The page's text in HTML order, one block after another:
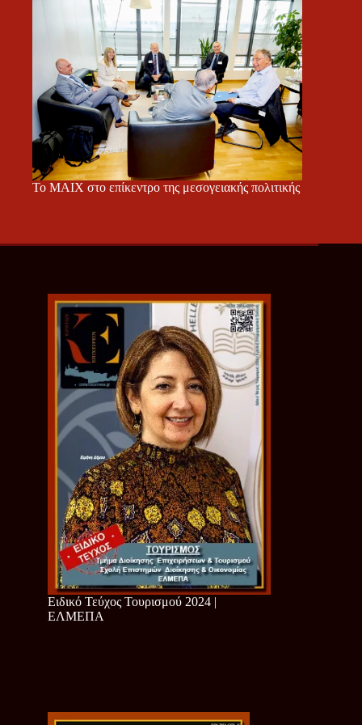
Το ΜΑΙΧ στο επίκεντρο της μεσογειακής πολιτικής
Ειδικό Τεύχος Τουρισμού 2024 |
ΕΛΜΕΠΑ